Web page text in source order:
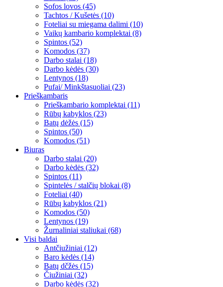
Sofos lovos (45)
Tachtos / Kušetės (10)
Foteliai su miegama dalimi (10)
Vaikų kambario komplektai (8)
Spintos (52)
Komodos (37)
Darbo stalai (18)
Darbo kėdės (30)
Lentynos (18)
Pufai/ Minkštasuoliai (23)
Prieškambaris
Prieškambario komplektai (11)
Rūbų kabyklos (23)
Batų dėžės (15)
Spintos (50)
Komodos (51)
Biuras
Darbo stalai (20)
Darbo kėdės (32)
Spintos (11)
Spintelės / stalčių blokai (8)
Foteliai (40)
Rūbų kabyklos (21)
Komodos (50)
Lentynos (19)
Žurnaliniai staliukai (68)
Visi baldai
Antčiužiniai (12)
Baro kėdės (14)
Batų dčžės (15)
Čiužiniai (32)
Darbo kėdės (32)